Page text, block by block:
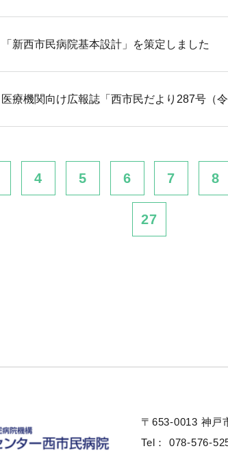
「新西市民病院基本設計」を策定しました
医療機関向け広報誌「西市民だより287号（
4 5 6 7 8
27
〒653-0013 神戸
Tel：
078-576-